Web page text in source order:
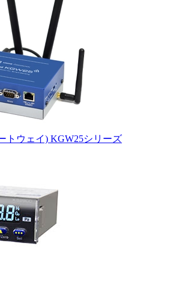
トウェイ) KGW25シリーズ